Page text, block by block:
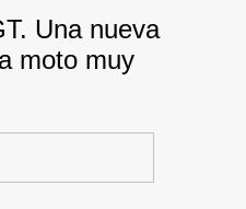
Una nueva
moto muy